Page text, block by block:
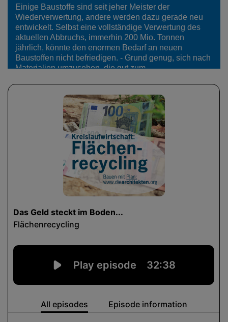
Einige Baustoffe sind seit jeher Meister der
Wiederverwertung, andere werden dazu gerade neu
entwickelt. Selbst eine vollständige Verwertung des
aktuellen Abbruchs, immerhin 200 Mio. Tonnen
jährlich, könnte den enormen Bedarf an neuen
Baustoffen nicht befriedigen. - Grund genug, sich nach
Materialien umzusehen, die gut zum
könnte das sein? Lehm zum Beispiel oder Plize...